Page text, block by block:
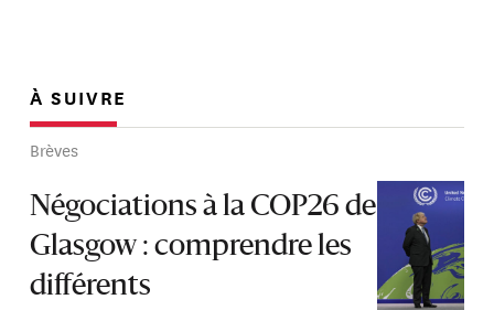
À SUIVRE
Brèves
Négociations à la COP26 de
Glasgow : comprendre les
différents